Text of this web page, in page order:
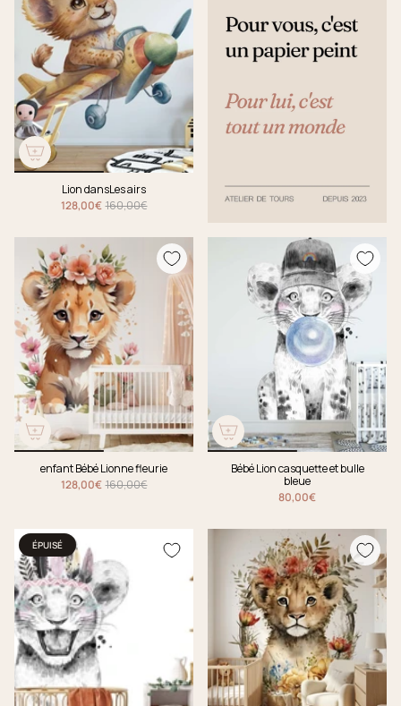
Lion dansLes airs
128,00€ 160,00€
enfant Bébé Lionne fleurie
128,00€ 160,00€
Bébé Lion casquette et bulle
bleue
80,00€
ÉPUISÉ